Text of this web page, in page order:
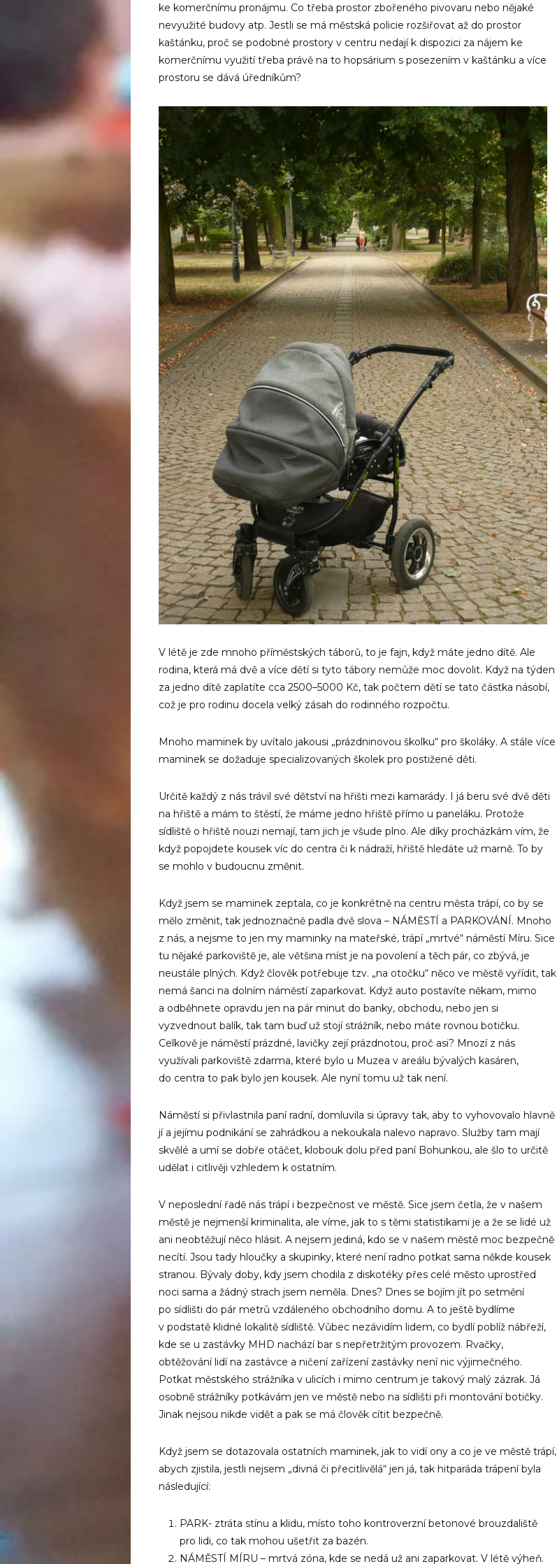
ke komerčnímu pronájmu. Co třeba prostor zbořeného pivovaru nebo nějaké
nevyužité budovy atp. Jestli se má městská policie rozšiřovat až do prostor
kaštánku, proč se podobné prostory v centru nedají k dispozici za nájem ke
komerčnímu využití třeba právě na to hopsárium s posezením v kaštánku a více
prostoru se dává úředníkům?
V létě je zde mnoho příměstských táborů, to je fajn, když máte jedno dítě. Ale
rodina, která má dvě a více dětí si tyto tábory nemůže moc dovolit. Když na týden
za jedno dítě zaplatíte cca 2500–5000 Kč, tak počtem dětí se tato částka násobí,
což je pro rodinu docela velký zásah do rodinného rozpočtu.
Mnoho maminek by uvítalo jakousi „prázdninovou školku“ pro školáky. A stále více
maminek se dožaduje specializovaných školek pro postižené děti.
Určitě každý z nás trávil své dětství na hřišti mezi kamarády. I já beru své dvě děti
na hřiště a mám to štěstí, že máme jedno hřiště přímo u paneláku. Protože
sídliště o hřiště nouzi nemají, tam jich je všude plno. Ale díky procházkám vím, že
když popojdete kousek víc do centra či k nádraží, hřiště hledáte už marně. To by
se mohlo v budoucnu změnit.
Když jsem se maminek zeptala, co je konkrétně na centru města trápí, co by se
mělo změnit, tak jednoznačně padla dvě slova – NÁMĚSTÍ a PARKOVÁNÍ. Mnoho
z nás, a nejsme to jen my maminky na mateřské, trápí „mrtvé“ náměstí Míru. Sice
tu nějaké parkoviště je, ale většina míst je na povolení a těch pár, co zbývá, je
neustále plných. Když člověk potřebuje tzv. „na otočku“ něco ve městě vyřídit, tak
nemá šanci na dolním náměstí zaparkovat. Když auto postavíte někam, mimo
a odběhnete opravdu jen na pár minut do banky, obchodu, nebo jen si
vyzvednout balík, tak tam buď už stojí strážník, nebo máte rovnou botičku.
Celkově je náměstí prázdné, lavičky zejí prázdnotou, proč asi? Mnozí z nás
využívali parkoviště zdarma, které bylo u Muzea v areálu bývalých kasáren,
do centra to pak bylo jen kousek. Ale nyní tomu už tak není.
Náměstí si přivlastnila paní radní, domluvila si úpravy tak, aby to vyhovovalo hlavně
jí a jejímu podnikání se zahrádkou a nekoukala nalevo napravo. Služby tam mají
skvělé a umí se dobře otáčet, klobouk dolu před paní Bohunkou, ale šlo to určitě
udělat i citlivěji vzhledem k ostatním.
V neposlední řadě nás trápí i bezpečnost ve městě. Sice jsem četla, že v našem
městě je nejmenší kriminalita, ale víme, jak to s těmi statistikami je a že se lidé už
ani neobtěžují něco hlásit. A nejsem jediná, kdo se v našem městě moc bezpečně
necítí. Jsou tady hloučky a skupinky, které není radno potkat sama někde kousek
stranou. Bývaly doby, kdy jsem chodila z diskotéky přes celé město uprostřed
noci sama a žádný strach jsem neměla. Dnes? Dnes se bojím jít po setmění
po sídlišti do pár metrů vzdáleného obchodního domu. A to ještě bydlíme
v podstatě klidné lokalitě sídliště. Vůbec nezávidím lidem, co bydlí poblíž nábřeží,
kde se u zastávky MHD nachází bar s nepřetržitým provozem. Rvačky,
obtěžování lidí na zastávce a ničení zařízení zastávky není nic výjimečného.
Potkat městského strážníka v ulicích i mimo centrum je takový malý zázrak. Já
osobně strážníky potkávám jen ve městě nebo na sídlišti při montování botičky.
Jinak nejsou nikde vidět a pak se má člověk cítit bezpečně.
Když jsem se dotazovala ostatních maminek, jak to vidí ony a co je ve městě trápí,
abych zjistila, jestli nejsem „divná či přecitlivělá“ jen já, tak hitparáda trápení byla
následující:
PARK- ztráta stínu a klidu, místo toho kontroverzní betonové brouzdaliště
pro lidi, co tak mohou ušetřit za bazén.
NÁMĚSTÍ MÍRU – mrtvá zóna, kde se nedá už ani zaparkovat. V létě výheň.